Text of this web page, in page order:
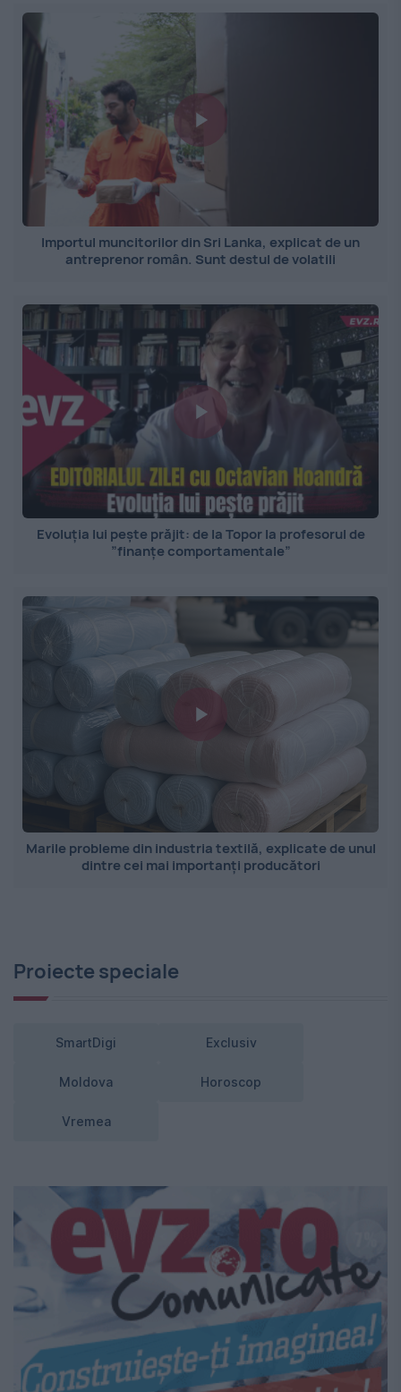
Importul muncitorilor din Sri Lanka, explicat de un
antreprenor român. Sunt destul de volatili
Evoluția lui pește prăjit: de la Topor la profesorul de
”finanțe comportamentale”
Marile probleme din industria textilă, explicate de unul
dintre cei mai importanți producători
Proiecte speciale
SmartDigi Exclusiv
Moldova Horoscop
Vremea